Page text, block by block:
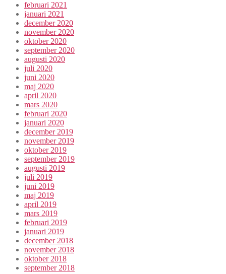
februari 2021
januari 2021
december 2020
november 2020
oktober 2020
september 2020
augusti 2020
juli 2020
juni 2020
maj 2020
april 2020
mars 2020
februari 2020
januari 2020
december 2019
november 2019
oktober 2019
september 2019
augusti 2019
juli 2019
juni 2019
maj 2019
april 2019
mars 2019
februari 2019
januari 2019
december 2018
november 2018
oktober 2018
september 2018